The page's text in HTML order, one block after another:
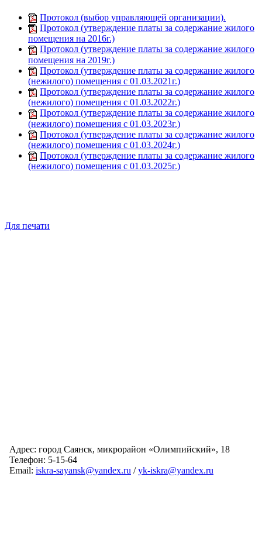
Протокол (выбор управляющей организации).
Протокол (утверждение платы за содержание жилого
помещения на 2016г.)
Протокол (утверждение платы за содержание жилого
помещения на 2019г.)
Протокол (утверждение платы за содержание жилого
(нежилого) помещения с 01.03.2021г.)
Протокол (утверждение платы за содержание жилого
(нежилого) помещения с 01.03.2022г.)
Протокол (утверждение платы за содержание жилого
(нежилого) помещения с 01.03.2023г.)
Протокол (утверждение платы за содержание жилого
(нежилого) помещения с 01.03.2024г.)
Протокол (утверждение платы за содержание жилого
(нежилого) помещения с 01.03.2025г.)
Для печати
Адрес: город Саянск, микрорайон «Олимпийский», 18
Телефон: 5-15-64
Email: iskra-sayansk@yandex.ru /yk-iskra@yandex.ru